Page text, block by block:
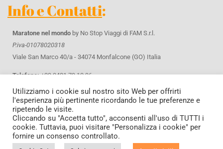
Info e Contatti:
Maratone nel mondoby No Stop Viaggi di FAM S.r.l.
P.iva-01078020318
Viale San Marco 40/a - 34074 Monfalcone (GO) Italia
Telefono:+39 0481 79 10 96
WhatsApp
+39 371 42 61 643
Email:info@maratonenelmondo.it
Privacy & Cookie policy
Condizioni Generali di Contratto
Utilizziamo i cookie sul nostro sito Web per offrirti
l'esperienza più pertinente ricordando le tue preferenze e
ripetendo le visite.
Cliccando su "Accetta tutto", acconsenti all'uso di TUTTI i
cookie. Tuttavia, puoi visitare "Personalizza i cookie" per
fornire un consenso controllato.